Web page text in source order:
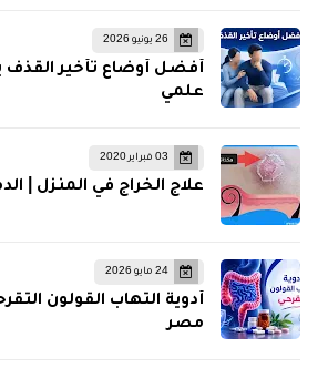
26 يونيو 2026
أفضل أوضاع تأخير القذف
علمي
03 فبراير 2020
علاج الخراج في المنزل |
24 مايو 2026
أدوية التهاب القولون
مصر